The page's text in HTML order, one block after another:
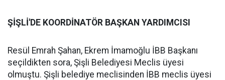
ŞİŞLİ'DE KOORDİNATÖR BAŞKAN YARDIMCISI
Resül Emrah Şahan, Ekrem İmamoğlu İBB Başkanı
seçildikten sora, Şişli Belediyesi Meclis üyesi
olmuştu. Şişli belediye meclisinden İBB meclis üyesi